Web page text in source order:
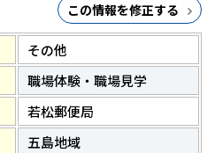
この情報を修正する
その他
職場体験・職場見学
若松郵便局
五島地域